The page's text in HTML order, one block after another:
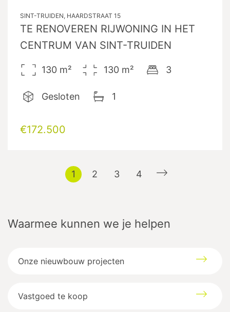
SINT-TRUIDEN, HAARDSTRAAT 15
TE RENOVEREN RIJWONING IN HET
CENTRUM VAN SINT-TRUIDEN
130 m² 130 m² 3
Gesloten 1
€172.500
1 2 3 4
Waarmee kunnen we je helpen
Onze nieuwbouw projecten
Vastgoed te koop